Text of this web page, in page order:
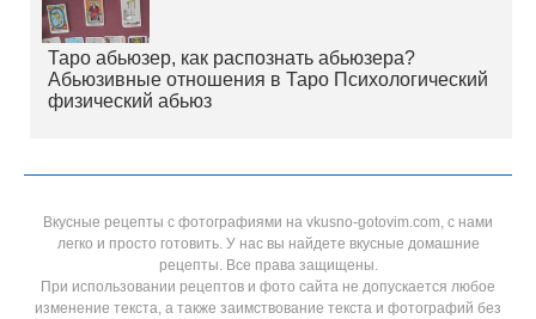
Таро абьюзер, как распознать абьюзера?
Абьюзивные отношения в Таро Психологический
физический абьюз
Вкусные рецепты с фотографиями на vkusno-gotovim.com, с нами
легко и просто готовить. У нас вы найдете вкусные домашние
рецепты. Все права защищены.
При использовании рецептов и фото сайта не допускается любое
изменение текста, а также заимствование текста и фотографий без